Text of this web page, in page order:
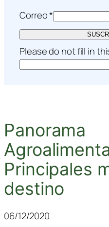
Correo*
Please do not fill in
Panorama
Principales
destino
06/12/2020